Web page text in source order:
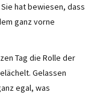
hat bewiesen, dass
ganz vorne
Tag die Rolle der
Gelassen
egal, was